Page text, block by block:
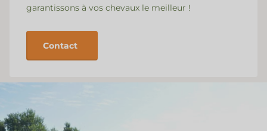
garantissons à vos chevaux le meilleur !
Contact